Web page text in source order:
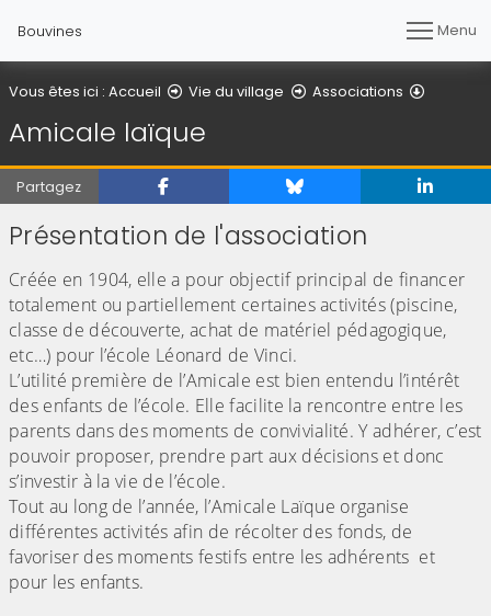
Bouvines Menu
Vous êtes ici : Accueil Vie du village Associations
Amicale laïque
Partagez
Présentation de l'association
Créée en 1904, elle a pour objectif principal de financer
totalement ou partiellement certaines activités (piscine,
classe de découverte, achat de matériel pédagogique,
etc…) pour l’école Léonard de Vinci.
L’utilité première de l’Amicale est bien entendu l’intérêt
des enfants de l’école. Elle facilite la rencontre entre les
parents dans des moments de convivialité. Y adhérer, c’est
pouvoir proposer, prendre part aux décisions et donc
s’investir à la vie de l’école.
Tout au long de l’année, l’Amicale Laïque organise
différentes activités afin de récolter des fonds, de
favoriser des moments festifs entre les adhérents et
pour les enfants.